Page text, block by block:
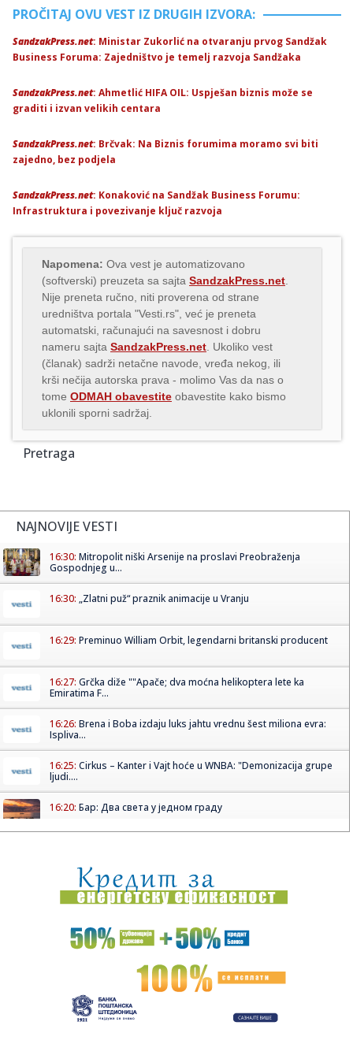
PROČITAJ OVU VEST IZ DRUGIH IZVORA:
SandzakPress.net: Ministar Zukorlić na otvaranju prvog Sandžak
Business Foruma: Zajedništvo je temelj razvoja Sandžaka
SandzakPress.net: Ahmetlić HIFA OIL: Uspješan biznis može se
graditi i izvan velikih centara
SandzakPress.net: Brčvak: Na Biznis forumima moramo svi biti
zajedno, bez podjela
SandzakPress.net: Konaković na Sandžak Business Forumu:
Infrastruktura i povezivanje ključ razvoja
Napomena: Ova vest je automatizovano
(softverski) preuzeta sa sajta SandzakPress.net
Nije preneta ručno, niti proverena od strane
uredništva portala "Vesti.rs", već je preneta
automatski, računajući na savesnost i dobru
nameru sajta SandzakPress.net . Ukoliko vest
(članak) sadrži netačne navode, vređa nekog, ili
krši nečija autorska prava - molimo Vas da nas o
tome ODMAH obavestite obavestite kako bismo
uklonili sporni sadržaj.
Pretraga
NAJNOVIJE VESTI
16:30: Mitropolit niški Arsenije na proslavi Preobraženja
Gospodnjeg u...
16:30: „Zlatni puž“ praznik animacije u Vranju
16:29: Preminuo William Orbit, legendarni britanski producent
16:27: Grčka diže ""Apače; dva moćna helikoptera lete ka
Emiratima F...
16:26: Brena i Boba izdaju luks jahtu vrednu šest miliona evra:
Ispliva...
16:25: Cirkus – Kanter i Vajt hoće u WNBA: "Demonizacija grupe
ljudi....
16:20: Бар: Два света у једном граду
16:20:Srpkinjama evropska bronza: Emilija, Natalija i Marija
"upucale" ...
16:17:Povrijeđeni motociklista kod Brčkog van životne opasnosti
Drugo veče „Fresh Wave“ festivala spojilo nespojive
16:17:Nada Topčagić iskreno o prolaznosti i najvećem strahu: